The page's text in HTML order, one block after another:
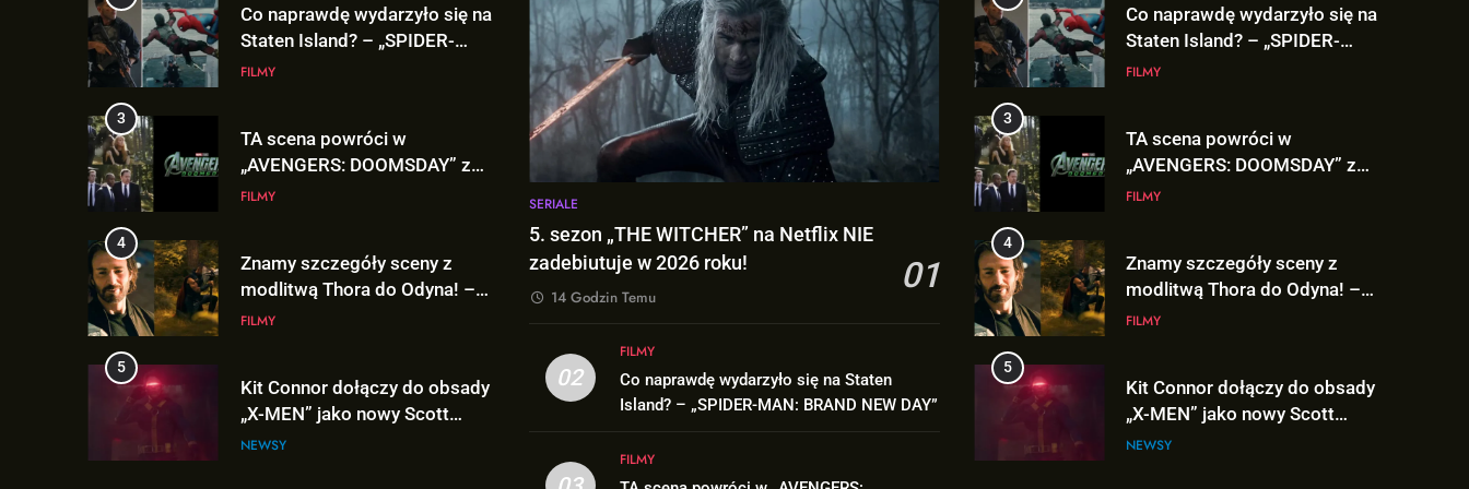
TA scena powróci w
„AVENGERS: DOOMSDAY” z
Pepper Potts w roli głównej!
FILMY
4
Znamy szczegóły sceny z
modlitwą Thora do Odyna! –
„AVENGERS: DOOMSDAY”
FILMY
5
Kit Connor dołączy do obsady
„X-MEN” jako nowy Scott
Summers!
NEWSY
6
Tom Holland napisał list do
ekipy „SPIDER-MAN: BRAND
NEW DAY” i… potwierdził swój
FILMY
SERIALE
5. sezon „THE WITCHER” na Netflix NIE
zadebiutuje w 2026 roku!
01
14 Godzin Temu
02
FILMY
Co naprawdę wydarzyło się na Staten
Island? – „SPIDER-MAN: BRAND NEW DAY”
FILMY
TA scena powróci w
„AVENGERS: DOOMSDAY” z
Pepper Potts w roli głównej!
FILMY
4
Znamy szczegóły sceny z
modlitwą Thora do Odyna! –
„AVENGERS: DOOMSDAY”
FILMY
5
Kit Connor dołączy do obsady
„X-MEN” jako nowy Scott
Summers!
NEWSY
6
Tom Holland napisał list do
ekipy „SPIDER-MAN: BRAND
NEW DAY” i… potwierdził swój
FILMY